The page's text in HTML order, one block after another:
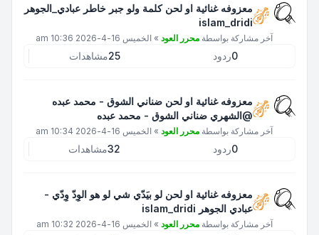
معزوفه غنائية او لحن كلمة ولو جبر خاطر عبادي_الجوهر
islam_dridi
آخر مشاركة بواسطة محرر العود » الخميس 16-4-2026 10:36 am
0ردود 25مشاهدات
معزوفه غنائية او لحن ضناني الشوق - محمد عبده
@الشهري ضناني الشوق - محمد عبده
آخر مشاركة بواسطة محرر العود » الخميس 16-4-2026 10:34 am
0ردود 32مشاهدات
معزوفه غنائية او لحن لو بيَدّي شي لو هو الوِدّ وِدّي -
عبادي الجوهر islam_dridi
آخر مشاركة بواسطة محرر العود » الخميس 16-4-2026 10:32 am